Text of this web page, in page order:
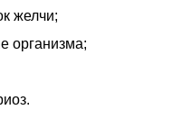
желчи;
организма;